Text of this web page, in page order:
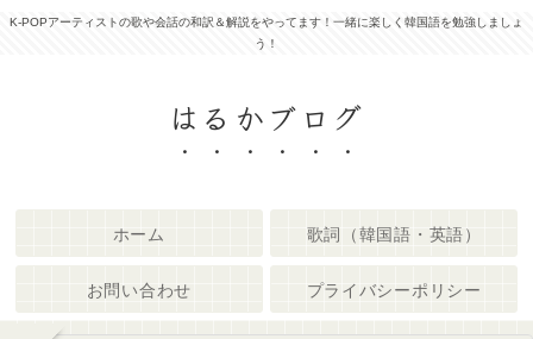
K-POPアーティストの歌や会話の和訳＆解説をやってます！一緒に楽しく韓国語を勉強しましょ
う！
はるかブログ
ホーム 歌詞（韓国語・英語）
お問い合わせ プライバシーポリシー